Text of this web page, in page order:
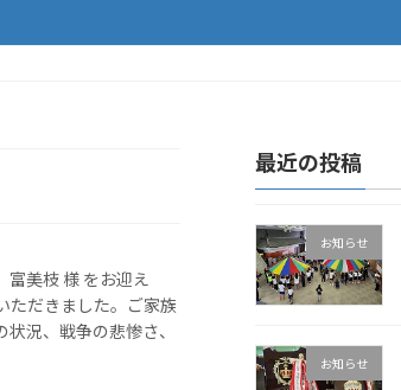
美枝 様 をお迎え
ただきました。ご家族
況、戦争の悲惨さ、
最近の投稿
お知らせ
お知らせ